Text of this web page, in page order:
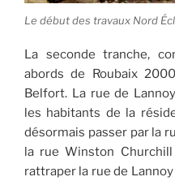
Le début des travaux Nord
La seconde tranche,
abords de Roubaix
Belfort. La rue de
les habitants de la
désormais passer par la
la rue Winston
rattraper la rue de